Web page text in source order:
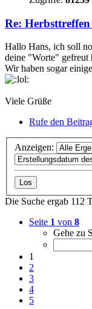
Re: Herbsttreffen
Hallo Hans, ich soll
deine "Worte" gefreut
Wir haben sogar
Viele Grüße
Rufe den
Anzeigen:
Die Suche ergab 112
Seite 1 von 8
Gehe zu
1
2
3
4
5